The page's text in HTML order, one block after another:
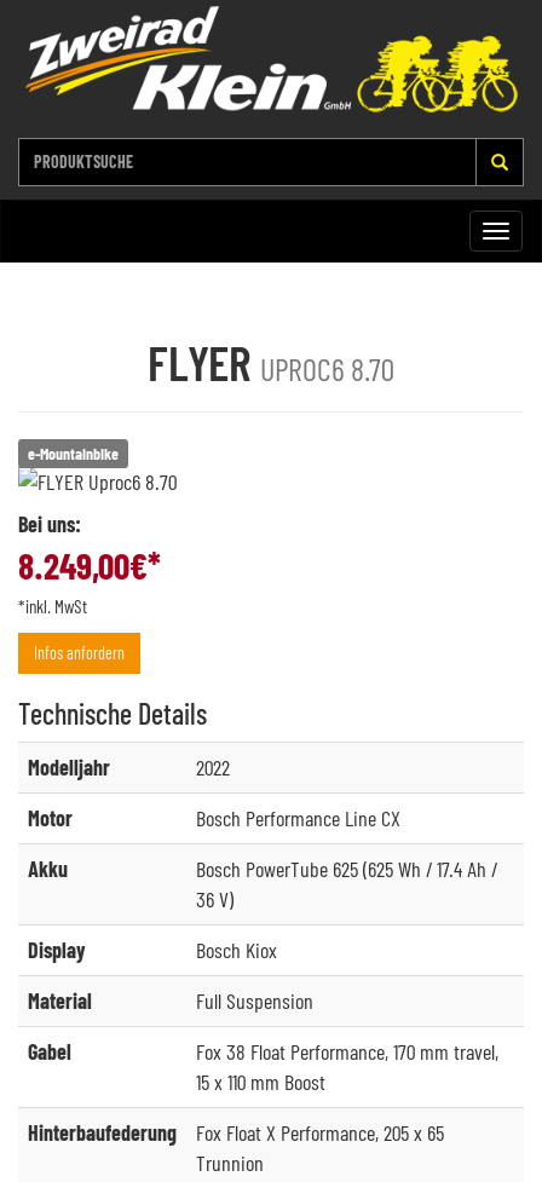
Toggle
FLYER UPROC6 8.70
e-Mountainbike
Bei uns:
8.249,00€*
*inkl. MwSt
Infos anfordern
Technische Details
Modelljahr
2022
Motor
Bosch Performance Line CX
Akku
Bosch PowerTube 625 (625 Wh / 17.4 Ah /
36 V)
Display
Bosch Kiox
Material
Full Suspension
Gabel
Fox 38 Float Performance, 170 mm travel,
15 x 110 mm Boost
Hinterbaufederung
Fox Float X Performance, 205 x 65
Trunnion